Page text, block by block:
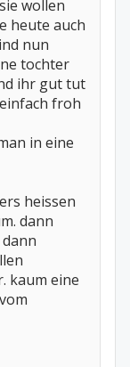
wollen
heute auch
nun
tochter
ihr gut tut
froh
in eine
heissen
dann
kaum eine